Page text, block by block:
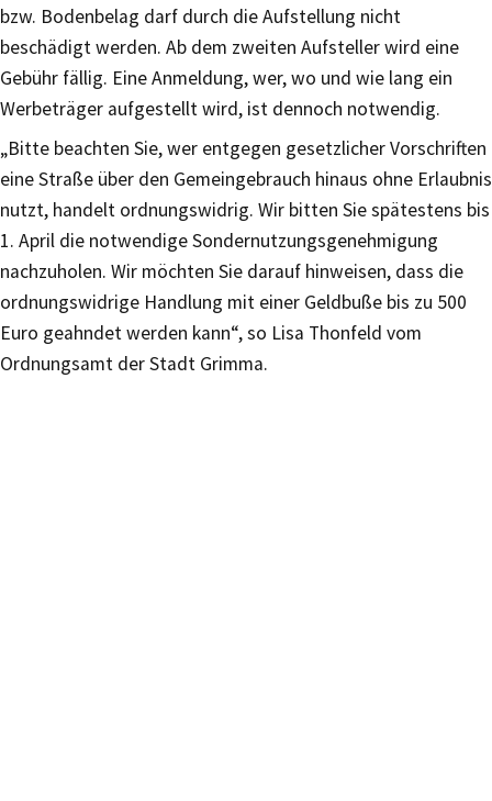
bzw. Bodenbelag darf durch die Aufstellung nicht
beschädigt werden. Ab dem zweiten Aufsteller wird eine
Gebühr fällig. Eine Anmeldung, wer, wo und wie lang ein
Werbeträger aufgestellt wird, ist dennoch notwendig.
„Bitte beachten Sie, wer entgegen gesetzlicher Vorschriften
eine Straße über den Gemeingebrauch hinaus ohne Erlaubnis
nutzt, handelt ordnungswidrig. Wir bitten Sie spätestens bis
1. April die notwendige Sondernutzungsgenehmigung
nachzuholen. Wir möchten Sie darauf hinweisen, dass die
ordnungswidrige Handlung mit einer Geldbuße bis zu 500
Euro geahndet werden kann“, so Lisa Thonfeld vom
Ordnungsamt der Stadt Grimma.